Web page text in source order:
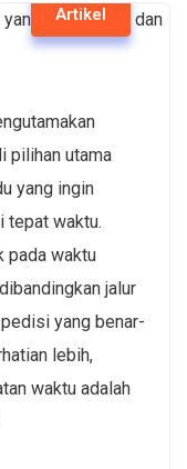
Artikel
pilihan utama
yang ingin
tepat waktu.
pada waktu
jalur
yang benar-
lebih,
waktu adalah